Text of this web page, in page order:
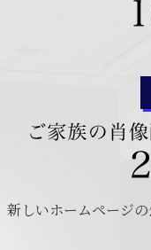
新しいホームページ